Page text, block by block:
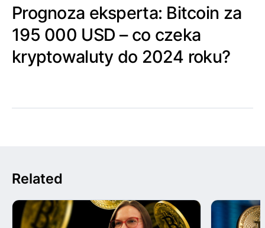
Prognoza eksperta: Bitcoin za
195 000 USD – co czeka
kryptowaluty do 2024 roku?
Related